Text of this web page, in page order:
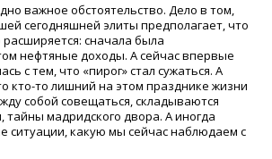
важное обстоятельство. Дело в том,
сегодняшней элиты предполагает, что
расширяется: сначала была
нефтяные доходы. А сейчас впервые
с тем, что «пирог» стал сужаться. А
кто-то лишний на этом празднике жизни
собой совещаться, складываются
тайны мадридского двора. А иногда
ситуации, какую мы сейчас наблюдаем с